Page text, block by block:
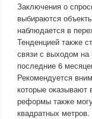
Заключения о
выбираются
наблюдается в
Тенденцией также
связи с выходом на
последние 6
Рекомендуется
которые оказывают
реформы также
квадратных метров.